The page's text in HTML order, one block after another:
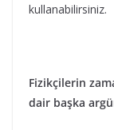
kullanabilirsiniz.
Fizikçilerin
dair başka